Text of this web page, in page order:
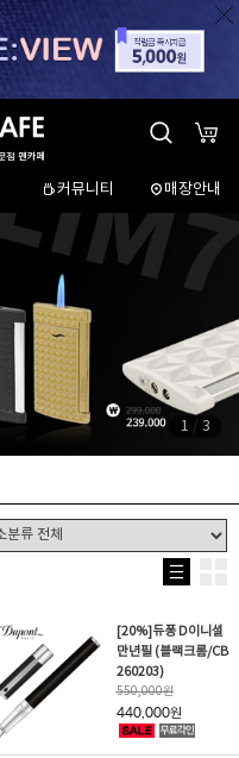
커뮤니티 매장안내
1 / 3
[20%]듀퐁 D이니셜
만년필 (블랙크롬/CB
260203)
550,000원
440,000원